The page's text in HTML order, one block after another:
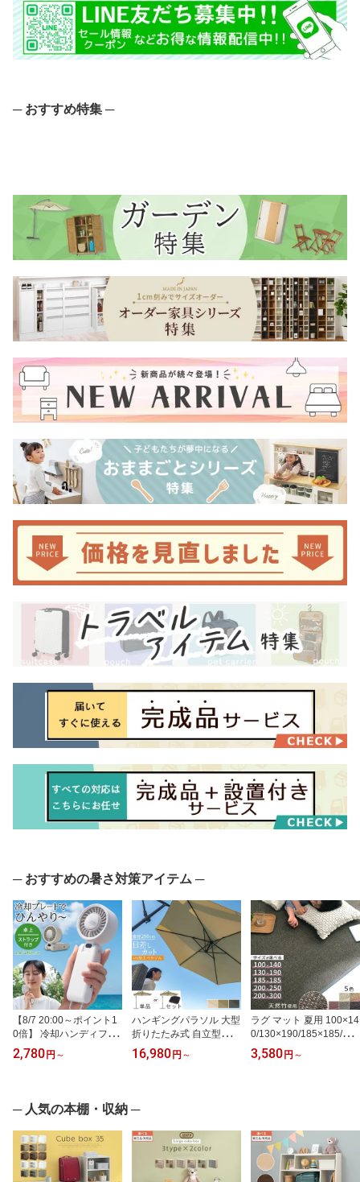
─ おすすめ特集 ─
─ おすすめの暑さ対策アイテム ─
【8/7 20:00～ポイント1
0倍】 冷却ハンディファ
ン ハンディ扇風機 ハン
ディファン 冷却プレート
首掛け 3way カラビナ ス
トラップ付 熱中症対策
瞬間冷感 静音 Type-C U
SB充電 1個/2個セット ホ
ワイト/ライトグレー
2,780円 ～
ハンギングパラソル 大型
折りたたみ式 自立型ガー
デンパラソル 日よけ シ
ェード UVカット 紫外線
レー
16,980円 ～
ラグ マット 夏用 100×14
0/130×190/185×185/200
×250/200×300 cm おし
ゃれ ラグマット カーペ
止め 敷物 和モダン 竹ラ
グ 夏 全5色
3,580円 ～
─ 人気の本棚・収納 ─